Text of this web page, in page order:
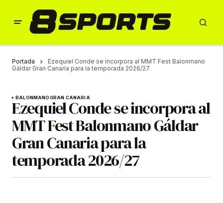
Portada
Ezequiel Conde se incorpora al MMT Fest Balonmano
Gáldar Gran Canaria para la temporada 2026/27
BALONMANOGRAN CANARIA
Ezequiel Conde se incorpora al
MMT Fest Balonmano Gáldar
Gran Canaria para la
temporada 2026/27